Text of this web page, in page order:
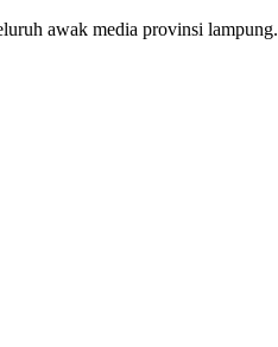
awak media provinsi lampung.